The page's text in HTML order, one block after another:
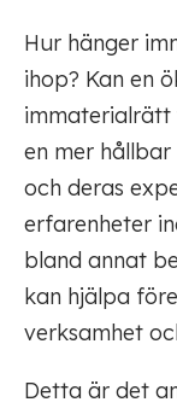
Hur hänger
ihop? Kan en
en mer hållbar
och deras
erfarenheter
bland annat
kan hjälpa
verksamhet
Detta är det